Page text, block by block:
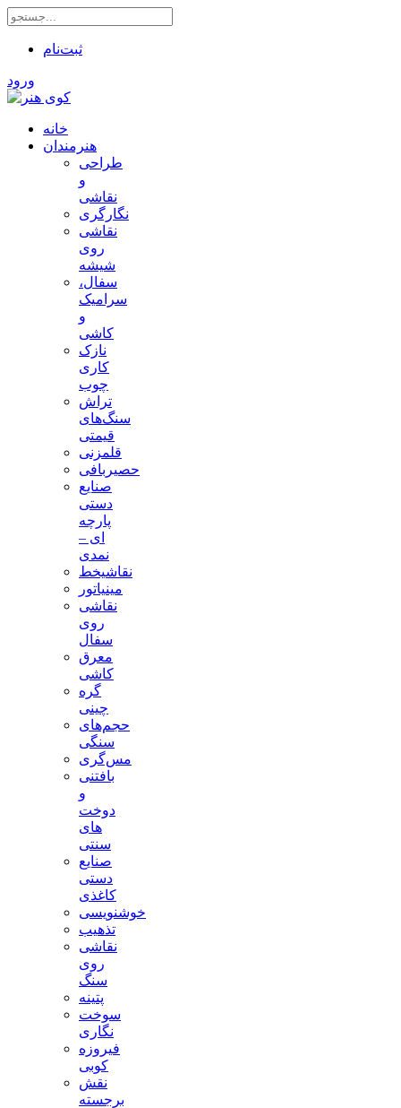
ثبت‌نام
ورود
خانه
هنرمندان
طراحی
و
نقاشی
نگارگری
نقاشی
روی
شیشه
سفال،
سرامیک
و
کاشی
نازک
کاری
چوب
تراش
سنگ‌های
قیمتی
قلمزنی
حصیربافی
صنایع
دستی
پارچه
ای –
نمدی
نقاشیخط
مینیاتور
نقاشی
روی
سفال
معرق
کاشی
گره
چینی
حجم‌های
سنگی
مس‌گری
بافتنی‌
و
دوخت
های
سنتی
صنایع
دستی
کاغذی
خوشنویسی
تذهیب
نقاشی
روی
سنگ
پتینه
سوخت
نگاری
فیروزه
کوبی
نقش
برجسته